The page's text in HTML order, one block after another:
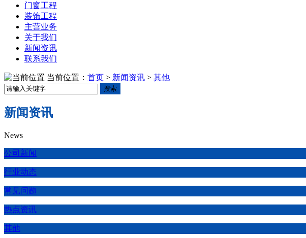
门窗工程
装饰工程
主营业务
关于我们
新闻资讯
联系我们
当前位置： 首页 > 新闻资讯 > 其他
搜索
新闻资讯
News
公司新闻
行业动态
常见问题
热点资讯
其他